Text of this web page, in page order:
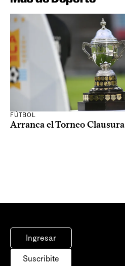
FÚTBOL
Arranca el Torneo Clausura
Ingresar
Suscribite